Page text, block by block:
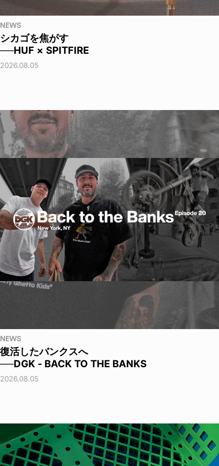
NEWS
シカゴを焦がす
──HUF × SPITFIRE
2026.08.05
NEWS
復活したバンクスへ
──DGK - BACK TO THE BANKS
2026.08.05